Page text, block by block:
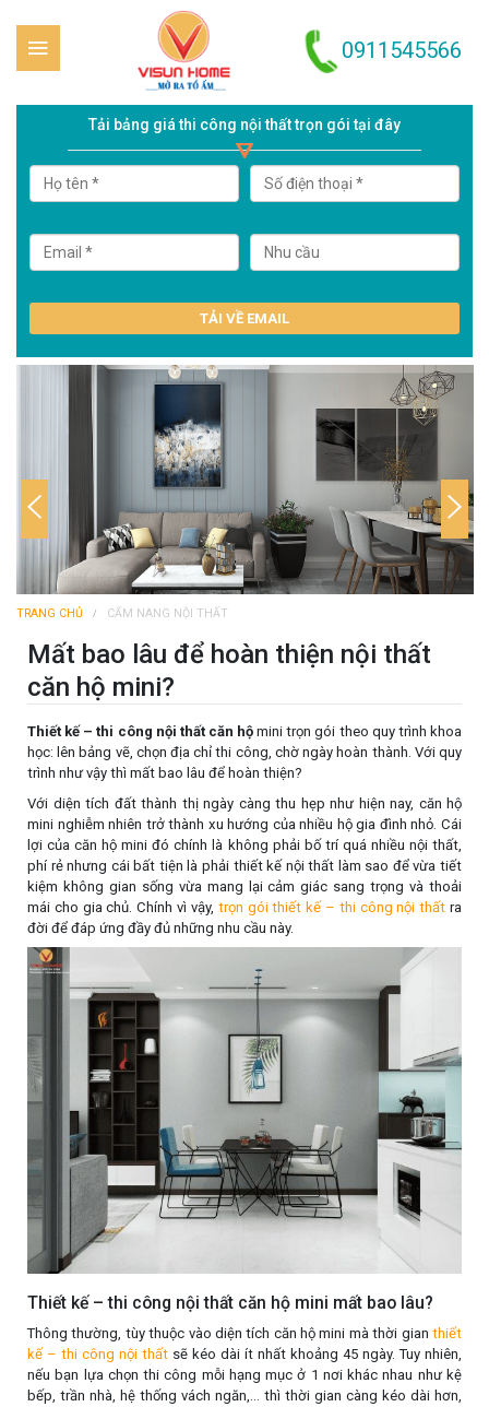
Skip to content
0911545566
Tải bảng giá thi công nội thất trọn gói tại đây
TRANG CHỦ CẨM NANG NỘI THẤT
Mất bao lâu để hoàn thiện nội thất
căn hộ mini?
Thiết kế – thi công nội thất căn hộ mini trọn gói theo quy trình khoa
học: lên bảng vẽ, chọn địa chỉ thi công, chờ ngày hoàn thành. Với quy
trình như vậy thì mất bao lâu để hoàn thiện?
Với diện tích đất thành thị ngày càng thu hẹp như hiện nay, căn hộ
mini nghiễm nhiên trở thành xu hướng của nhiều hộ gia đình nhỏ. Cái
lợi của căn hộ mini đó chính là không phải bố trí quá nhiều nội thất,
phí rẻ nhưng cái bất tiện là phải thiết kế nội thất làm sao để vừa tiết
kiệm không gian sống vừa mang lại cảm giác sang trọng và thoải
mái cho gia chủ. Chính vì vậy, trọn gói thiết kế – thi công nội thất ra
đời để đáp ứng đầy đủ những nhu cầu này.
Thiết kế – thi công nội thất căn hộ mini mất bao lâu?
Thông thường, tùy thuộc vào diện tích căn hộ mini mà thời gian thiết
kế – thi công nội thất sẽ kéo dài ít nhất khoảng 45 ngày. Tuy nhiên,
nếu bạn lựa chọn thi công mỗi hạng mục ở 1 nơi khác nhau như kệ
bếp, trần nhà, hệ thống vách ngăn,… thì thời gian càng kéo dài hơn,